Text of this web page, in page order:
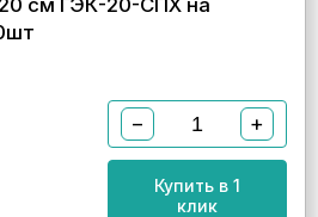
см ГЭК-20-СПХ на
− +
Купить в 1
клик